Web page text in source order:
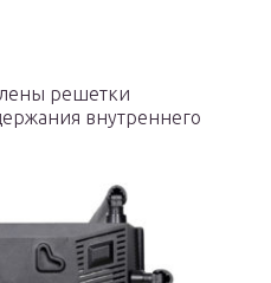
решетки
внутреннего